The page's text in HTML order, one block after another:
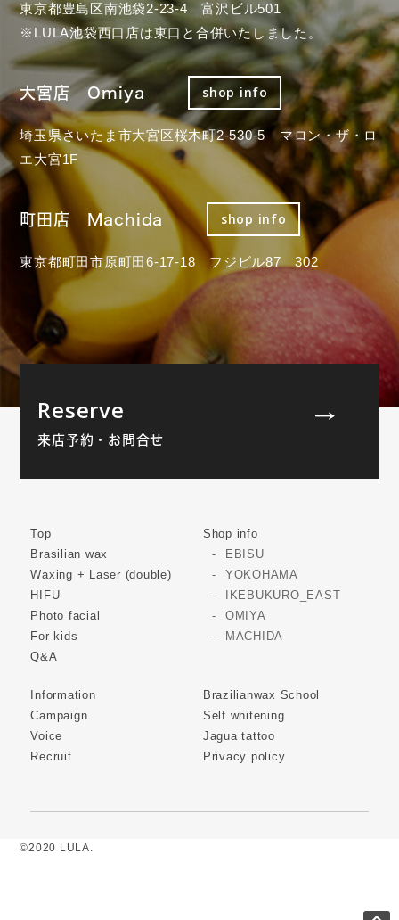
東京都豊島区南池袋2-23-4 富沢ビル501
※LULA池袋西口店は東口と合併いたしました。
大宮店 Omiya shop info
埼玉県さいたま市大宮区桜木町2-530-5 マロン・ザ・ロ
エ大宮1F
町田店 Machida shop info
東京都町田市原町田6-17-18 フジビル87 302
Reserve
来店予約・お問合せ
Top
Brasilian wax
Waxing + Laser (double)
HIFU
Photo facial
For kids
Q&A
Shop info
EBISU
YOKOHAMA
IKEBUKURO_EAST
OMIYA
MACHIDA
Information
Campaign
Voice
Recruit
Brazilianwax School
Self whitening
Jagua tattoo
Privacy policy
©2020 LULA.